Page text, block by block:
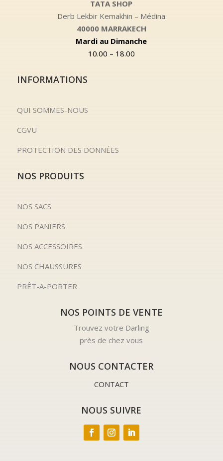
TATA SHOP
Derb Lekbir Kemakhin – Médina
40000 MARRAKECH
Mardi au Dimanche
10.00 – 18.00
INFORMATIONS
QUI SOMMES-NOUS
CGVU
PROTECTION DES DONNÉES
NOS PRODUITS
NOS SACS
NOS PANIERS
NOS ACCESSOIRES
NOS CHAUSSURES
PRÊT-A-PORTER
NOS POINTS DE VENTE
Trouvez votre Darling
près de chez vous
NOUS CONTACTER
CONTACT
NOUS SUIVRE